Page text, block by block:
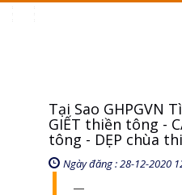
Tại Sao GHPGVN
GIẾT thiền tông -
tông - DẸP chùa
Ngày đăng : 28-12-2020